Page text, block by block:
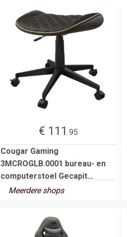
€ 111 .95
Cougar Gaming
3MCROGLB.0001 bureau- en
computerstoel Gecapit...
Meerdere shops